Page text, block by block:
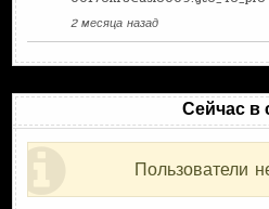
2 месяца назад
Сейчас в
Пользователи